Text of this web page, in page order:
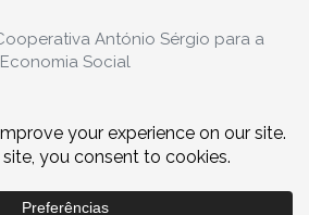
António Sérgio para a
Economia Social